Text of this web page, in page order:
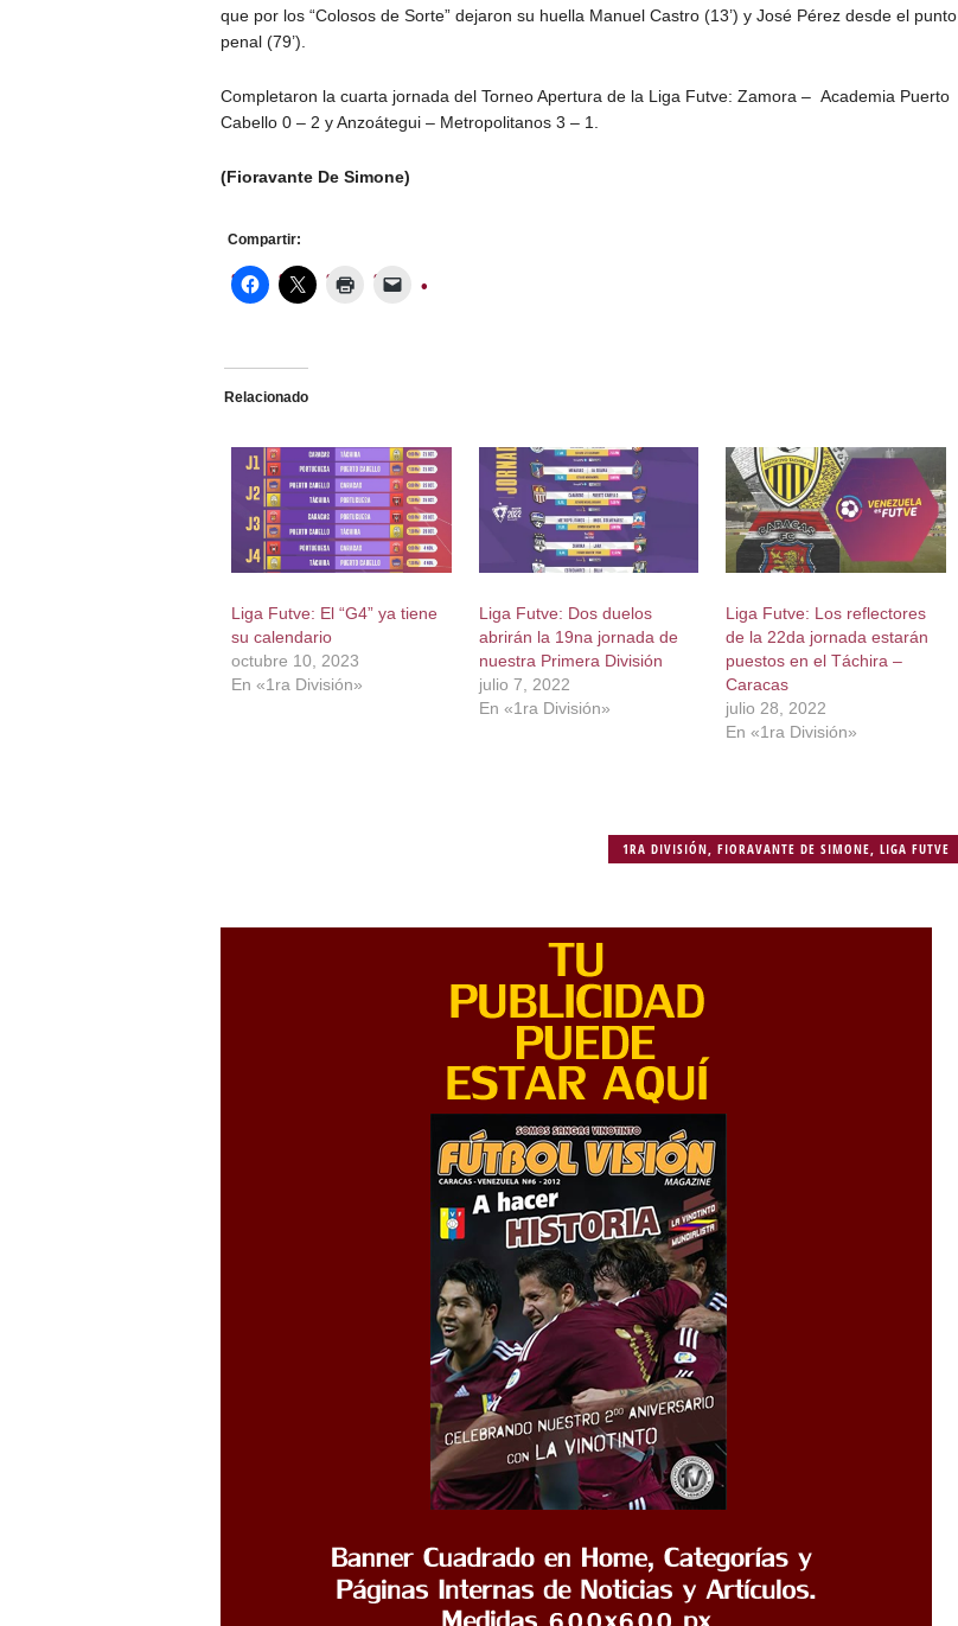
que por los “Colosos de Sorte” dejaron su huella Manuel Castro (13’) y José Pérez desde el punto
penal (79’).
Completaron la cuarta jornada del Torneo Apertura de la Liga Futve: Zamora – Academia Puerto
Cabello 0 – 2 y Anzoátegui – Metropolitanos 3 – 1.
(Fioravante De Simone)
Compartir:
Relacionado
Liga Futve: El “G4” ya tiene
su calendario
octubre 10, 2023
En «1ra División»
Liga Futve: Dos duelos
abrirán la 19na jornada de
nuestra Primera División
julio 7, 2022
En «1ra División»
Liga Futve: Los reflectores
de la 22da jornada estarán
puestos en el Táchira –
Caracas
julio 28, 2022
En «1ra División»
1RA DIVISIÓN,FIORAVANTE DE SIMONE,LIGA FUTVE